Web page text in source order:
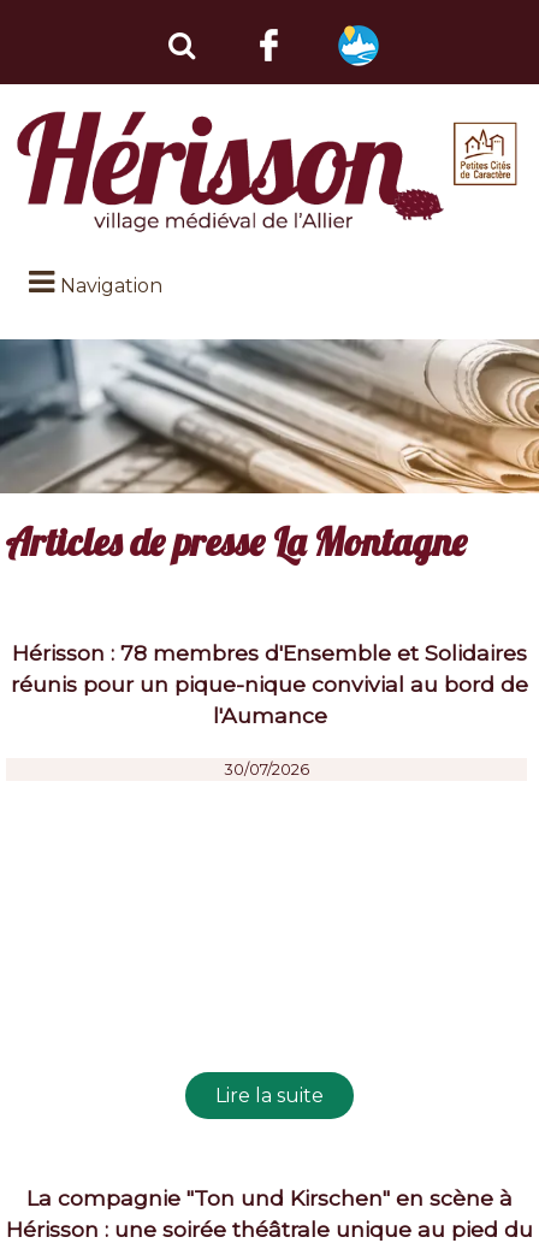
Navigation
Articles de presse La Montagne
Hérisson : 78 membres d'Ensemble et Solidaires
réunis pour un pique-nique convivial au bord de
l'Aumance
30/07/2026
La compagnie "Ton und Kirschen" en scène à
Hérisson : une soirée théâtrale unique au pied du